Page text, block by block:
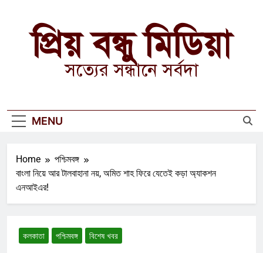
contentপ্রিয় বন্ধু মিডিয়া
সত্যের সন্ধানে সর্বদা
MENU
Home
পশ্চিমবঙ্গ
বাংলা নিয়ে আর টালবাহানা নয়, অমিত শাহ ফিরে যেতেই কড়া অ্যাকশন
এনআইএর!
কলকাতা পশ্চিমবঙ্গ বিশেষ খবর